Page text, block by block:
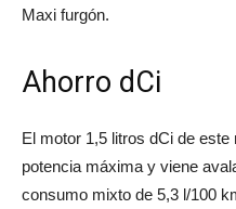
Maxi furgón.
Ahorro dCi
El motor 1,5 litros dCi de
potencia máxima y viene
consumo mixto de 5,3 l/100